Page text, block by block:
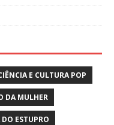
E CULTURA POP
DA MULHER
ESTUPRO